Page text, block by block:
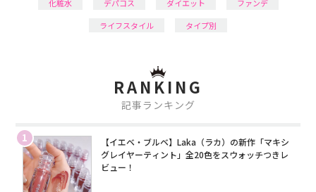
化粧水
デパコス ダイエット
ファンデ
ライフスタイル
タイプ別
RANKING
記事ランキング
1
【イエベ・ブルベ】Laka（ラカ）の新作「マキシ
グレイヤーティント」全20色をスウォッチつきレ
ビュー！